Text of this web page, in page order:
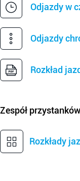
Odjazdy w
Odjazdy
Rozkład
Zespół przystanków
Rozkłady